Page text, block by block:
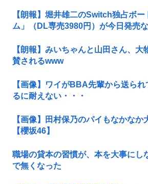
【朗報】堀井雄二のSwitch独占ボ
ム」（DL専売3980円）が今日発売
【朗報】みいちゃんと山田さん、大
賛されるwww
【画像】ワイがBBA先輩から送ら
るに耐えない・・・
【画像】田村保乃のパイもなかなか
【櫻坂46】
職場の貸本の習慣が、本を大事にし
で無くなった